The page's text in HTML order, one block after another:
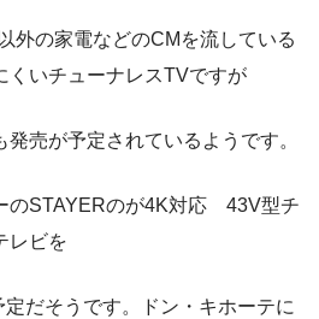
外の家電などのCMを流している
くいチューナレスTVですが
発売が予定されているようです。
のSTAYERのが4K対応 43V型チ
レビを
だそうです。ドン・キホーテに